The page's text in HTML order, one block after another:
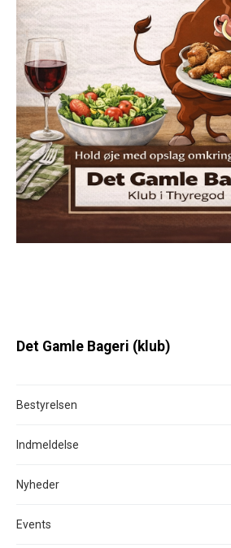
Det Gamle Bageri (klub)
Bestyrelsen
Indmeldelse
Nyheder
Events